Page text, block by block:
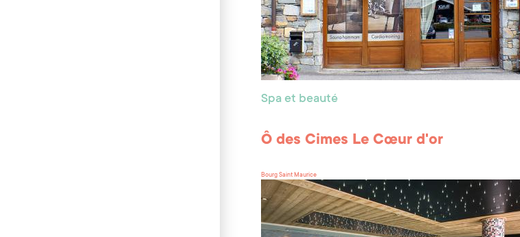
Spa et beauté
Ô des Cimes Le Cœur d'or
Bourg Saint Maurice